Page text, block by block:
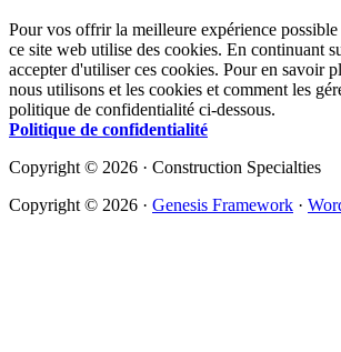
Pour vos offrir la meilleure expérience
ce site web utilise des cookies. En continuant
accepter d'utiliser ces cookies. Pour en savoir
nous utilisons et les cookies et comment les
politique de confidentialité ci-dessous.
Politique de confidentialité
Copyright © 2026 · Construction Specialties
Copyright © 2026 · Genesis Framework ·